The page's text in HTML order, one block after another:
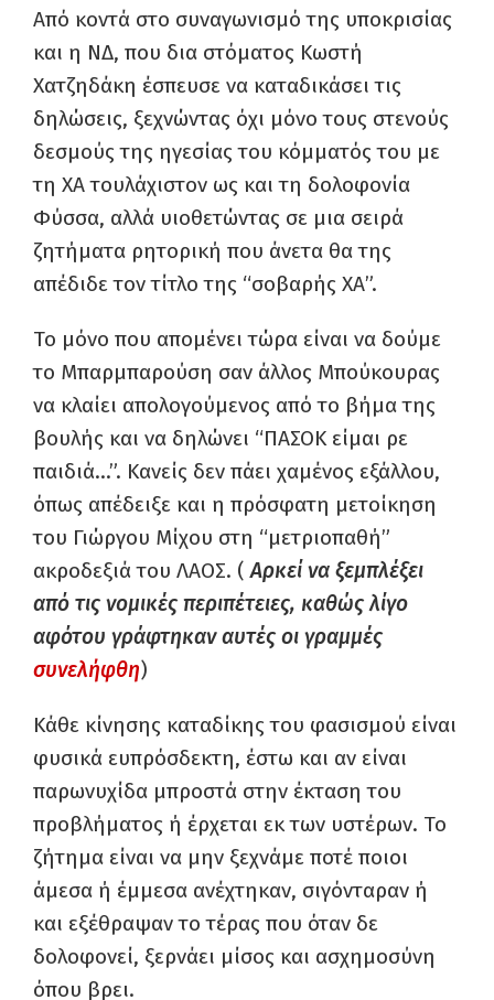
Από κοντά στο συναγωνισμό της υποκρισίας
και η ΝΔ, που δια στόματος Κωστή
Χατζηδάκη έσπευσε να καταδικάσει τις
δηλώσεις, ξεχνώντας όχι μόνο τους στενούς
δεσμούς της ηγεσίας του κόμματός του με
τη ΧΑ τουλάχιστον ως και τη δολοφονία
Φύσσα, αλλά υιοθετώντας σε μια σειρά
ζητήματα ρητορική που άνετα θα της
απέδιδε τον τίτλο της “σοβαρής ΧΑ”.
Το μόνο που απομένει τώρα είναι να δούμε
το Μπαρμπαρούση σαν άλλος Μπούκουρας
να κλαίει απολογούμενος από το βήμα της
βουλής και να δηλώνει “ΠΑΣΟΚ είμαι ρε
παιδιά…”. Κανείς δεν πάει χαμένος εξάλλου,
όπως απέδειξε και η πρόσφατη μετοίκηση
του Γιώργου Μίχου στη “μετριοπαθή”
ακροδεξιά του ΛΑΟΣ. (Αρκεί να ξεμπλέξει
από τις νομικές περιπέτειες, καθώς λίγο
αφότου γράφτηκαν αυτές οι γραμμές
συνελήφθη)
Κάθε κίνησης καταδίκης του φασισμού είναι
φυσικά ευπρόσδεκτη, έστω και αν είναι
παρωνυχίδα μπροστά στην έκταση του
προβλήματος ή έρχεται εκ των υστέρων. Το
ζήτημα είναι να μην ξεχνάμε ποτέ ποιοι
άμεσα ή έμμεσα ανέχτηκαν, σιγόνταραν ή
και εξέθραψαν το τέρας που όταν δε
δολοφονεί, ξερνάει μίσος και ασχημοσύνη
όπου βρει.